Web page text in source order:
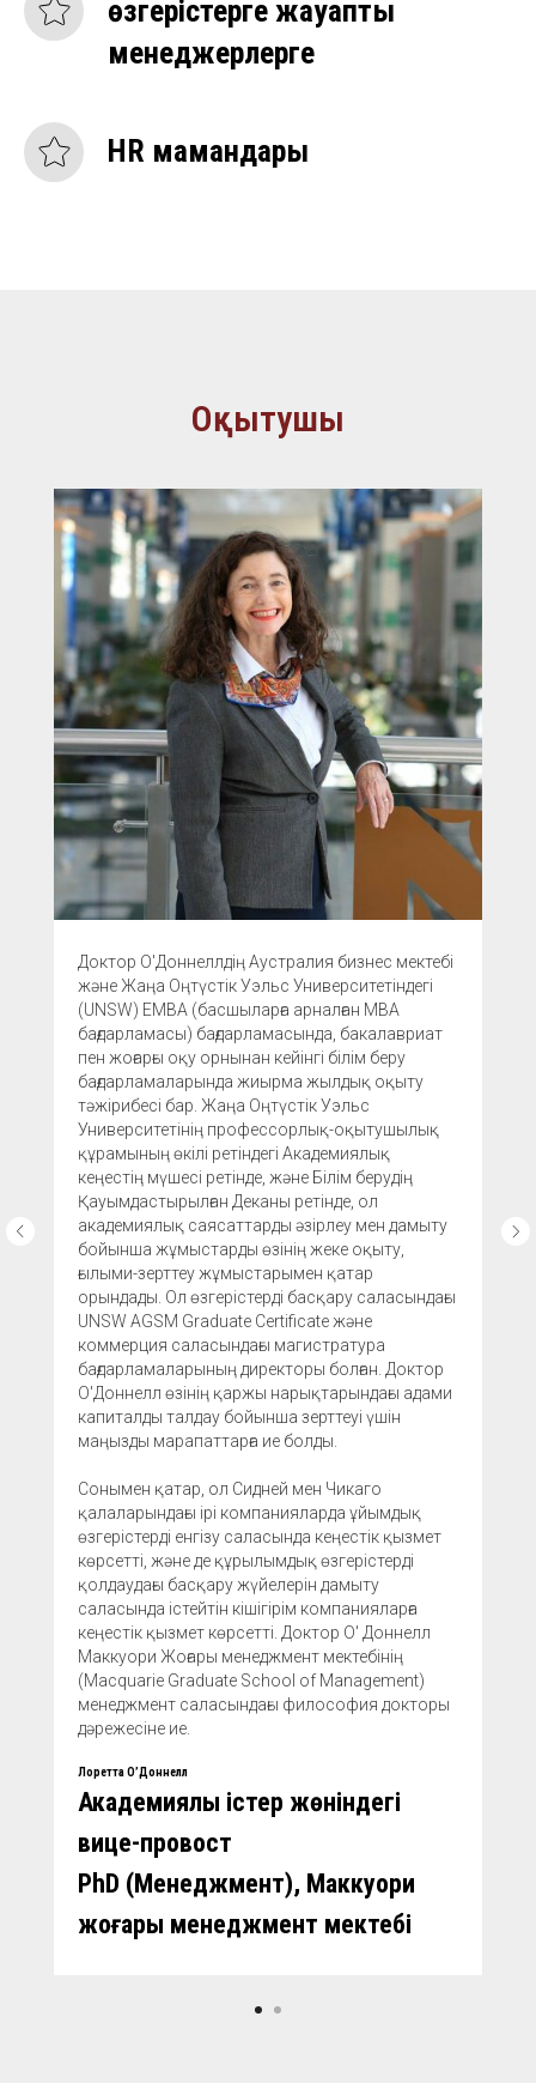
өзгерістерге жауапты
менеджерлерге
HR мамандары
Оқытушы
Доктор О'Доннеллдің Аустралия бизнес мектебі
және Жаңа Оңтүстік Уэльс Университетіндегі
(UNSW) EMBA (басшыларға арналған MBA
бағдарламасы) бағдарламасында, бакалавриат
пен жоғарғы оқу орнынан кейінгі білім беру
бағдарламаларында жиырма жылдық оқыту
тәжірибесі бар. Жаңа Оңтүстік Уэльс
Университетінің профессорлық-оқытушылық
құрамының өкілі ретіндегі Академиялық
кеңестің мүшесі ретінде, және Білім берудің
Қауымдастырылған Деканы ретінде, ол
академиялық саясаттарды әзірлеу мен дамыту
бойынша жұмыстарды өзінің жеке оқыту,
ғылыми-зерттеу жұмыстарымен қатар
орындады. Ол өзгерістерді басқару саласындағы
UNSW AGSM Graduate Certificate және
коммерция саласындағы магистратура
бағдарламаларының директоры болған. Доктор
О'Доннелл өзінің қаржы нарықтарындағы адами
капиталды талдау бойынша зерттеуі үшін
маңызды марапаттарға ие болды.
Сонымен қатар, ол Сидней мен Чикаго
қалаларындағы ірі компанияларда ұйымдық
өзгерістерді енгізу саласында кеңестік қызмет
көрсетті, және де құрылымдық өзгерістерді
қолдаудағы басқару жүйелерін дамыту
саласында істейтін кішігірім компанияларға
кеңестік қызмет көрсетті. Доктор О' Доннелл
Маккуори Жоғары менеджмент мектебінің
(Macquarie Graduate School of Management)
менеджмент саласындағы философия докторы
дәрежесіне ие.
Лоретта О’Доннелл
Академиялық істер жөніндегі
вице-провост
PhD (Менеджмент), Маккуори
жоғары менеджмент мектебі